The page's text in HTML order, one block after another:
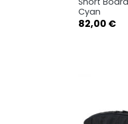
Cyan
Prix
82,00 €